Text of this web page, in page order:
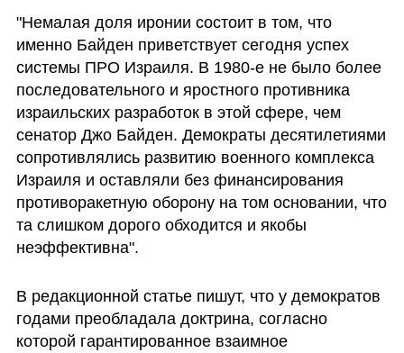
"Немалая доля иронии состоит в том, что
именно Байден приветствует сегодня успех
системы ПРО Израиля. В 1980-е не было более
последовательного и яростного противника
израильских разработок в этой сфере, чем
сенатор Джо Байден. Демократы десятилетиями
сопротивлялись развитию военного комплекса
Израиля и оставляли без финансирования
противоракетную оборону на том основании, что
та слишком дорого обходится и якобы
неэффективна".
В редакционной статье пишут, что у демократов
годами преобладала доктрина, согласно
которой гарантированное взаимное